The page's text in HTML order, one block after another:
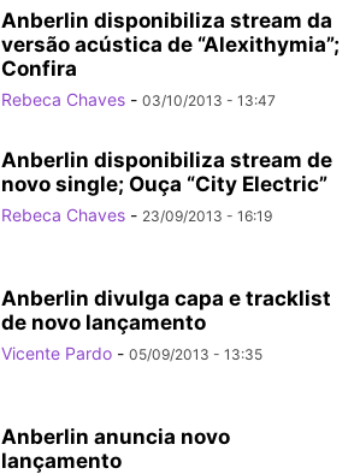
Anberlin disponibiliza stream da
versão acústica de “Alexithymia”;
Confira
Rebeca Chaves - 03/10/2013 - 13:47
Anberlin disponibiliza stream de
novo single; Ouça “City Electric”
Rebeca Chaves - 23/09/2013 - 16:19
Anberlin divulga capa e tracklist
de novo lançamento
Vicente Pardo - 05/09/2013 - 13:35
Anberlin anuncia novo
lançamento